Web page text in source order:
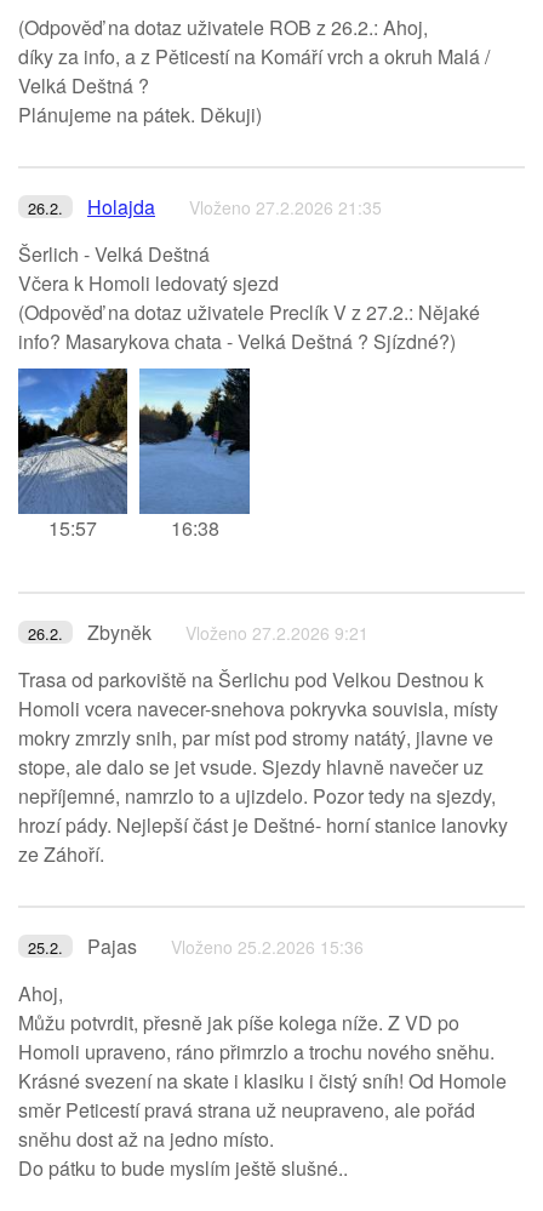
(Odpověď na dotaz uživatele ROB z 26.2.: Ahoj,
díky za info, a z Pěticestí na Komáří vrch a okruh Malá /
Velká Deštná ?
Plánujeme na pátek. Děkuji)
26.2. Holajda Vloženo 27.2.2026 21:35
Šerlich - Velká Deštná
Včera k Homoli ledovatý sjezd
(Odpověď na dotaz uživatele Preclík V z 27.2.: Nějaké
info? Masarykova chata - Velká Deštná ? Sjízdné?)
15:57 16:38
26.2. Zbyněk Vloženo 27.2.2026 9:21
Trasa od parkoviště na Šerlichu pod Velkou Destnou k
Homoli vcera navecer-snehova pokryvka souvisla, místy
mokry zmrzly snih, par míst pod stromy natátý, jlavne ve
stope, ale dalo se jet vsude. Sjezdy hlavně navečer uz
nepříjemné, namrzlo to a ujizdelo. Pozor tedy na sjezdy,
hrozí pády. Nejlepší část je Deštné- horní stanice lanovky
ze Záhoří.
25.2. Pajas Vloženo 25.2.2026 15:36
Ahoj,
Můžu potvrdit, přesně jak píše kolega níže. Z VD po
Homoli upraveno, ráno přimrzlo a trochu nového sněhu.
Krásné svezení na skate i klasiku i čistý sníh! Od Homole
směr Peticestí pravá strana už neupraveno, ale pořád
sněhu dost až na jedno místo.
Do pátku to bude myslím ještě slušné..